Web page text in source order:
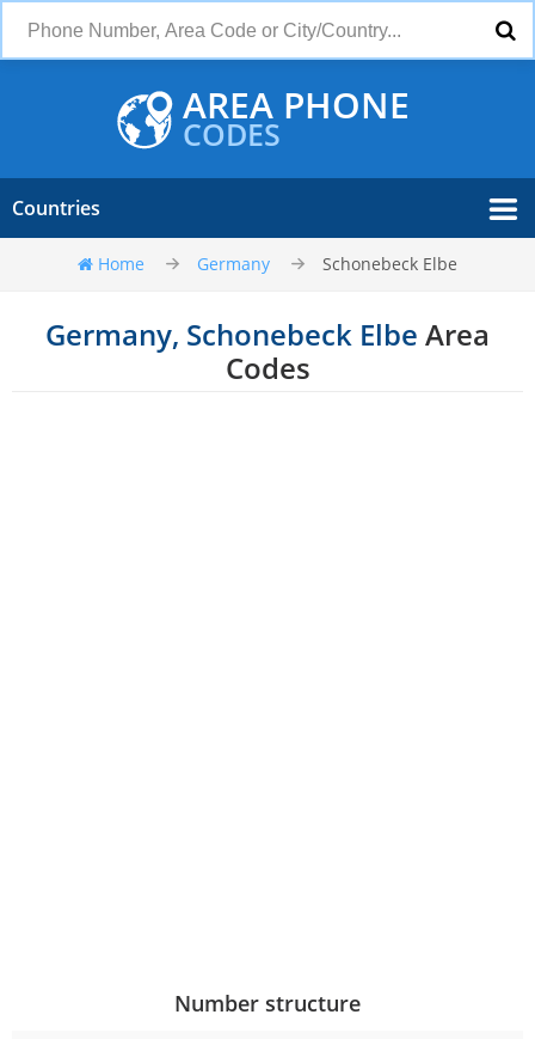
AREA PHONE
CODES
Countries
Home Germany Schonebeck Elbe
Germany, Schonebeck Elbe Area
Codes
Number structure